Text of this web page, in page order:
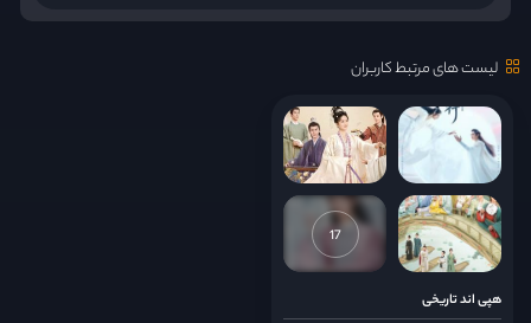
قسمت 10
قسمت 12
قسمت 13
لیست های مرتبط کاربران
17
هپی اند تاریخی